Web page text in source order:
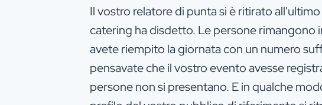
Il vostro relatore di punta si è ritirato
catering ha disdetto. Le persone rimangono
avete riempito la giornata con un numero
pensavate che il vostro evento avesse
persone non si presentano. E in qualche